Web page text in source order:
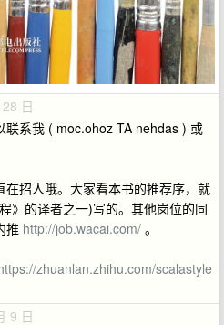
日
联系我 ( moc.ohoz TA nehdas ) 或
招人哦。大家看本书的推荐序，就
》的译者之一)写的。其他岗位的同
推 http://job.wacai.com/ 。
zhuanlan.zhihu.com/scalastyle
9 日